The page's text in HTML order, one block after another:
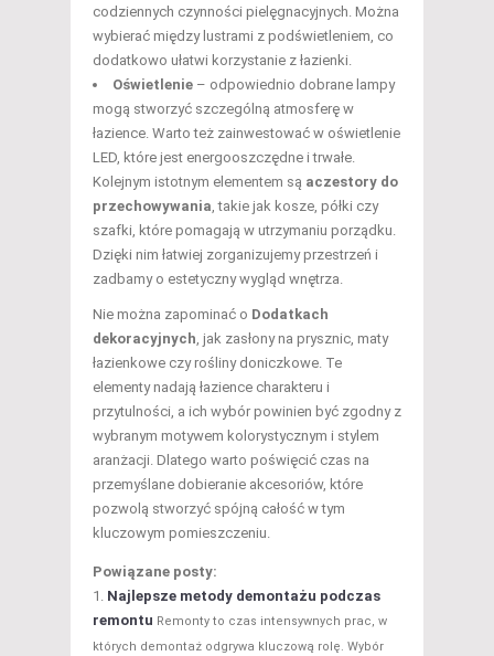
codziennych czynności pielęgnacyjnych. Można
wybierać między lustrami z podświetleniem, co
dodatkowo ułatwi korzystanie z łazienki.
Oświetlenie – odpowiednio dobrane lampy
mogą stworzyć szczególną atmosferę w
łazience. Warto też zainwestować w oświetlenie
LED, które jest energooszczędne i trwałe.
Kolejnym istotnym elementem są aczestory do
przechowywania, takie jak kosze, półki czy
szafki, które pomagają w utrzymaniu porządku.
Dzięki nim łatwiej zorganizujemy przestrzeń i
zadbamy o estetyczny wygląd wnętrza.
Nie można zapominać o Dodatkach
dekoracyjnych, jak zasłony na prysznic, maty
łazienkowe czy rośliny doniczkowe. Te
elementy nadają łazience charakteru i
przytulności, a ich wybór powinien być zgodny z
wybranym motywem kolorystycznym i stylem
aranżacji. Dlatego warto poświęcić czas na
przemyślane dobieranie akcesoriów, które
pozwolą stworzyć spójną całość w tym
kluczowym pomieszczeniu.
Powiązane posty:
Najlepsze metody demontażu podczas
remontu Remonty to czas intensywnych prac, w
których demontaż odgrywa kluczową rolę. Wybór